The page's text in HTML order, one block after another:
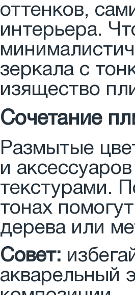
оттенков,
интерьера.
зеркала с
изящество
Сочетание
Размытые
и
текстурами.
тонах
дерева или
Совет:
акварельный